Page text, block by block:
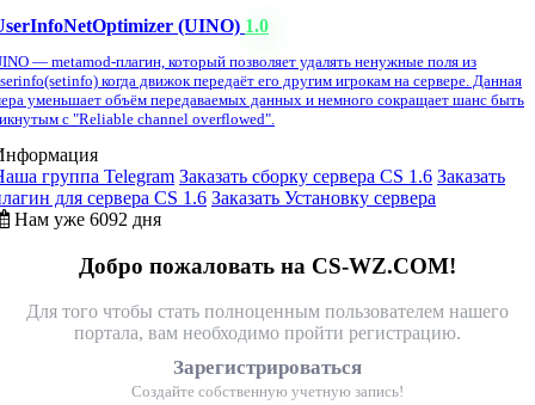
(UINO) 1.0
— metamod-плагин, который позволяет удалять ненужные поля из
когда движок передаёт его другим игрокам на сервере. Данная
уменьшает объём передаваемых данных и немного сокращает шанс быть
с "Reliable channel overflowed".
группа Telegram Заказать сборку сервера CS 1.6 Заказать
для сервера CS 1.6 Заказать Установку сервера
Нам уже 6092 дня
Добро пожаловать на CS-WZ.COM!
Для того чтобы стать полноценным пользователем нашего
портала, вам необходимо пройти регистрацию.
Зарегистрироваться
Создайте собственную учетную запись!